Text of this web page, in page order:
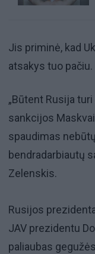
Jis priminė, kad
atsakys tuo pačiu.
„Būtent Rusija
sankcijos
spaudimas
bendradarbiautų
Zelenskis.
Rusijos
JAV prezidentu
paliaubas